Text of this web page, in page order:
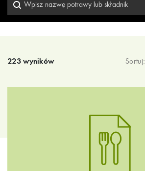
223 wyników Sortuj:
Wyniki wyszukiwania